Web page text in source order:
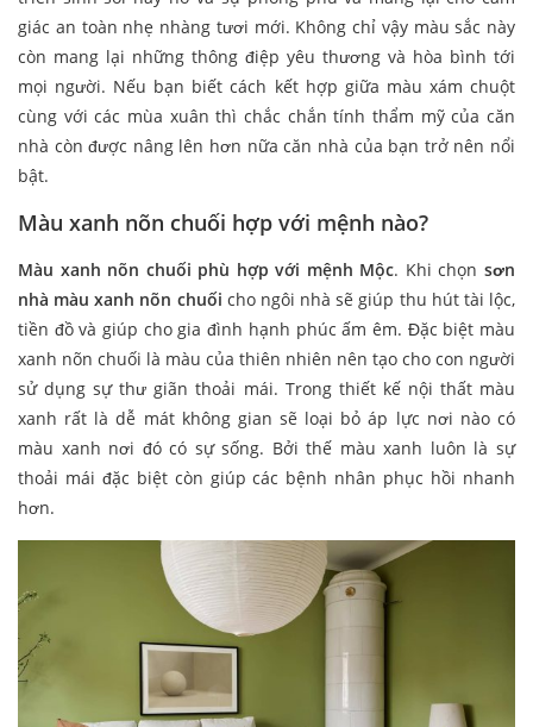
giác an toàn nhẹ nhàng tươi mới. Không chỉ vậy màu sắc này
còn mang lại những thông điệp yêu thương và hòa bình tới
mọi người. Nếu bạn biết cách kết hợp giữa màu xám chuột
cùng với các mùa xuân thì chắc chắn tính thẩm mỹ của căn
nhà còn được nâng lên hơn nữa căn nhà của bạn trở nên nổi
bật.
Màu xanh nõn chuối hợp với mệnh nào?
Màu xanh nõn chuối phù hợp với mệnh Mộc. Khi chọnsơn
nhà màu xanh nõn chuối cho ngôi nhà sẽ giúp thu hút tài lộc,
tiền đồ và giúp cho gia đình hạnh phúc ấm êm. Đặc biệt màu
xanh nõn chuối là màu của thiên nhiên nên tạo cho con người
sử dụng sự thư giãn thoải mái. Trong thiết kế nội thất màu
xanh rất là dễ mát không gian sẽ loại bỏ áp lực nơi nào có
màu xanh nơi đó có sự sống. Bởi thế màu xanh luôn là sự
thoải mái đặc biệt còn giúp các bệnh nhân phục hồi nhanh
hơn.